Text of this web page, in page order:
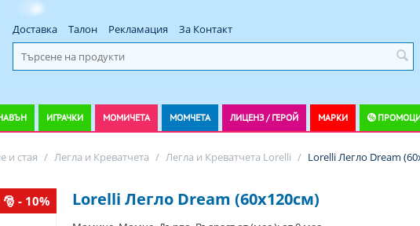
Доставка Талон Рекламация За Контакт
ИГРАЧКИ МОМИЧЕТА МОМЧЕТА ЛИЦЕНЗ / ГЕРОЙ МАРКИ
и стая / Легла и Креватчета / Легла и Креватчета Lorelli / Lorelli Легло Dream
- 10% Lorelli Легло Dream (60х120см)